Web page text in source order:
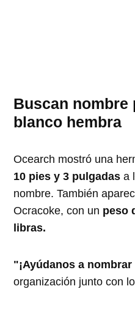
Buscan nombre
blanco hembra
Ocearch mostró una
10 pies y 3 pulgadas a
nombre. También
Ocracoke, con un peso
libras.
"¡Ayúdanos a
organización junto con